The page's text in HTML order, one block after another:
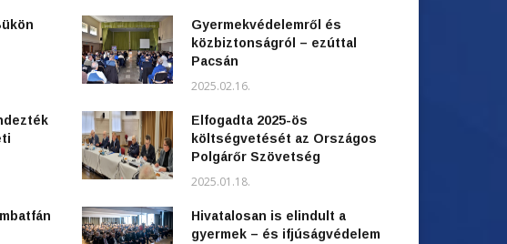
Gyermekvédelemről és
közbiztonságról – ezúttal
Pacsán
2025.02.16.
Elfogadta 2025-ös
költségvetését az Országos
Polgárőr Szövetség
2025.01.18.
Hivatalosan is elindult a
gyermek – és ifjúságvédelem